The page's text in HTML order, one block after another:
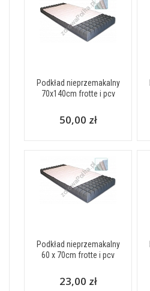
Podkład nieprzemakalny
70x140cm frotte i pcv
50,00 zł
Podkład nieprzemakalny
60 x 70cm frotte i pcv
23,00 zł